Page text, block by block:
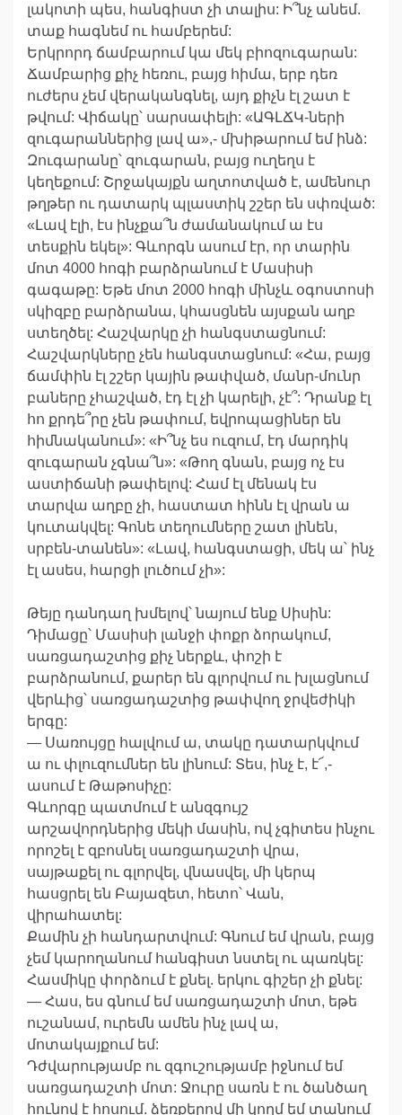
լակոտի պես, հանգիստ չի տալիս: Ի՞նչ անեմ.
տաք հագնեմ ու համբերեմ:
Երկրորդ ճամբարում կա մեկ բիոզուգարան:
Ճամբարից քիչ հեռու, բայց հիմա, երբ դեռ
ուժերս չեմ վերականգնել, այդ քիչն էլ շատ է
թվում: Վիճակը՝ սարսափելի: «ԱԳԼՃԿ-ների
զուգարաններից լավ ա»,- մխիթարում եմ ինձ:
Զուգարանը՝ զուգարան, բայց ուղեղս է
կեղեքում: Շրջակայքն աղտոտված է, ամենուր
թղթեր ու դատարկ պլաստիկ շշեր են սփռված:
«Լավ էլի, էս ինչքա՞ն ժամանակում ա էս
տեսքին եկել»: Գևորգն ասում էր, որ տարին
մոտ 4000 հոգի բարձրանում է Մասիսի
գագաթը: Եթե մոտ 2000 հոգի մինչև օգոստոսի
սկիզբը բարձրանա, կհասցնեն այսքան աղբ
ստեղծել: Հաշվարկը չի հանգստացնում:
Հաշվարկները չեն հանգստացնում: «Հա, բայց
ճամփին էլ շշեր կային թափված, մանր-մունր
բաները չհաշված, էդ էլ չի կարելի, չէ՞: Դրանք էլ
հո քրդե՞րը չեն թափում, եվրոպացիներ են
հիմնականում»: «Ի՞նչ ես ուզում, էդ մարդիկ
զուգարան չգնա՞ն»: «Թող գնան, բայց ոչ էս
աստիճանի թափելով: Համ էլ մենակ էս
տարվա աղբը չի, հաստատ հինն էլ վրան ա
կուտակվել: Գոնե տեղումները շատ լինեն,
սրբեն-տանեն»: «Լավ, հանգստացի, մեկ ա՝ ինչ
էլ ասես, հարցի լուծում չի»:
Թեյը դանդաղ խմելով՝ նայում ենք Սիսին:
Դիմացը՝ Մասիսի լանջի փոքր ձորակում,
սառցադաշտից քիչ ներքև, փոշի է
բարձրանում, քարեր են գլորվում ու խլացնում
վերևից՝ սառցադաշտից թափվող ջրվեժիկի
երգը:
— Սառույցը հալվում ա, տակը դատարկվում
ա ու փլուզումներ են լինում: Տես, ինչ է, է՜,-
ասում է Թաթոսիչը:
Գևորգը պատմում է անզգույշ
արշավորդներից մեկի մասին, ով չգիտես ինչու
որոշել է զբոսնել սառցադաշտի վրա,
սայթաքել ու գլորվել, վնասվել, մի կերպ
հասցրել են Բայազետ, հետո՝ Վան,
վիրահատել:
Քամին չի հանդարտվում: Գնում եմ վրան, բայց
չեմ կարողանում հանգիստ նստել ու պառկել:
Հասմիկը փորձում է քնել. երկու գիշեր չի քնել:
— Հաս, ես գնում եմ սառցադաշտի մոտ, եթե
ուշանամ, ուրեմն ամեն ինչ լավ ա,
մոտակայքում եմ:
Դժվարությամբ ու զգուշությամբ իջնում եմ
սառցադաշտի մոտ: Ջուրը սառն է ու ծանծաղ
հունով է հոսում. ձեռքերով մի կողմ եմ տանում